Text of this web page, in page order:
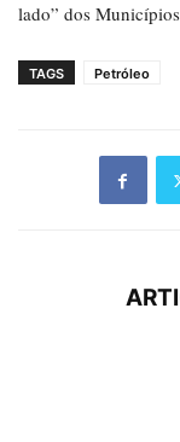
lado” dos
TAGS Petróleo